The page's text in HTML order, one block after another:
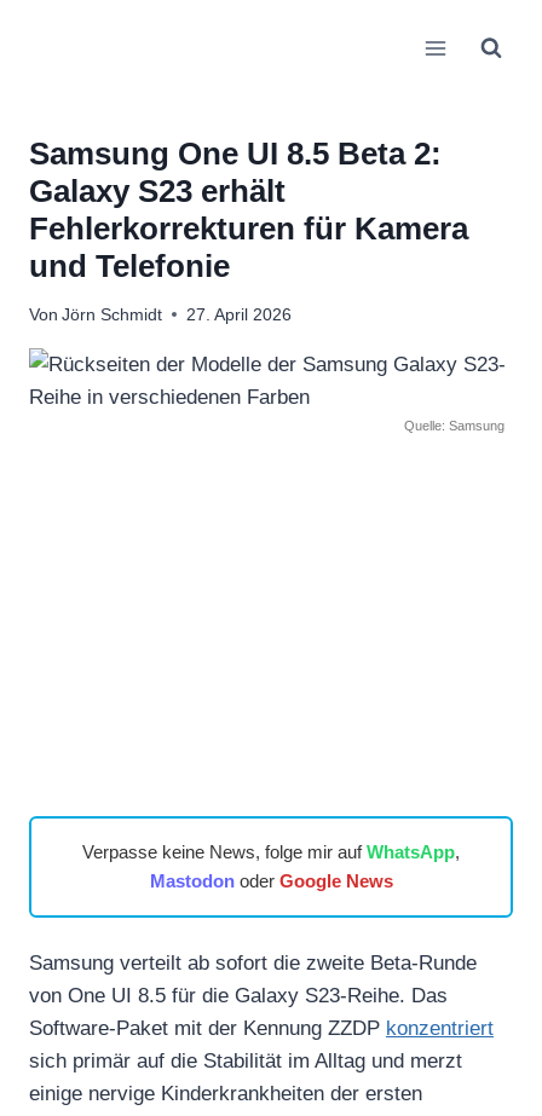
Samsung One UI 8.5 Beta 2:
Galaxy S23 erhält
Fehlerkorrekturen für Kamera
und Telefonie
Von Jörn Schmidt 27. April 2026
Quelle: Samsung
Verpasse keine News, folge mir aufWhatsApp,
Mastodonoder Google News
Samsung verteilt ab sofort die zweite Beta-Runde
von One UI 8.5 für die Galaxy S23-Reihe. Das
Software-Paket mit der Kennung ZZDP konzentriert
sich primär auf die Stabilität im Alltag und merzt
einige nervige Kinderkrankheiten der ersten